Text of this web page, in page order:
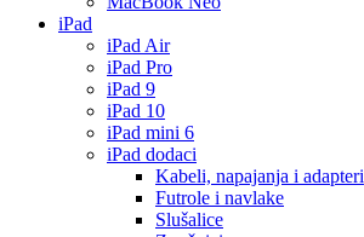
iPad
iPad Air
iPad Pro
iPad 9
iPad 10
iPad mini 6
iPad dodaci
Kabeli, napajanja i adapteri
Futrole i navlake
Slušalice